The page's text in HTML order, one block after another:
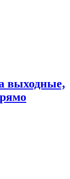
выходные,